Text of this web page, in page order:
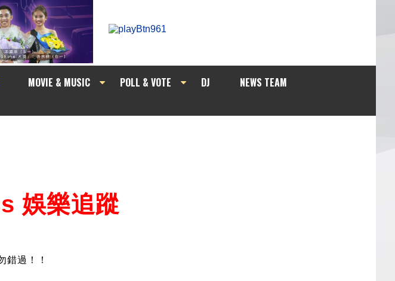
MOVIE & MUSIC POLL & VOTE DJ
NEWS TEAM
娛樂追蹤
錯過！！